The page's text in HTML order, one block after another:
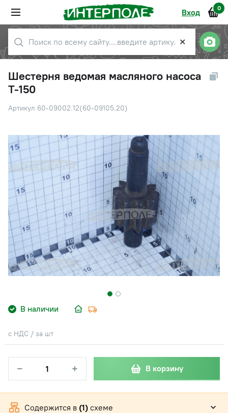
Вход 0
✕
Шестерня ведомая масляного насоса
Т-150
Артикул 60-09002.12(60-09105.20)
В наличии
с НДС / за шт
− + В корзину
Содержится в (1) схеме